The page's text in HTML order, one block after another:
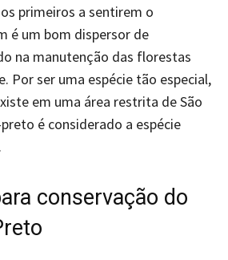
primeiros a sentirem o
é um bom dispersor de
na manutenção das florestas
Por ser uma espécie tão especial,
em uma área restrita de São
é considerado a espécie
conservação do